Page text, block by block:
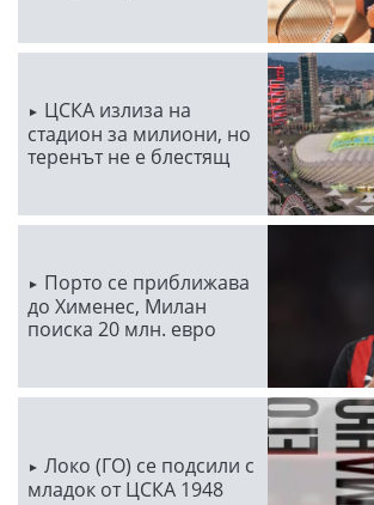
ЦСКА излиза на
стадион за милиони, но
теренът не е блестящ
Порто се приближава
до Хименес, Милан
поиска 20 млн. евро
Локо (ГО) се подсили с
младок от ЦСКА 1948